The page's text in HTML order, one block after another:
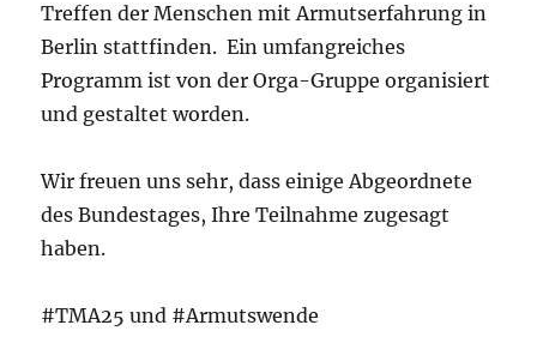
Treffen der Menschen mit Armutserfahrung in
Berlin stattfinden. Ein umfangreiches
Programm ist von der Orga-Gruppe organisiert
und gestaltet worden.
Wir freuen uns sehr, dass einige Abgeordnete
des Bundestages, Ihre Teilnahme zugesagt
haben.
#TMA25 und #Armutswende